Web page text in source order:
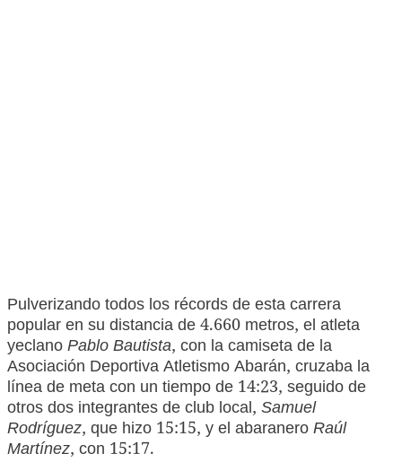
Pulverizando todos los récords de esta carrera
popular en su distancia de 4.660 metros, el atleta
yeclanoPablo Bautista, con la camisetade la
Asociación Deportiva Atletismo Abarán, cruzaba la
línea de meta con un tiempo de 14:23, seguido de
otros dos integrantes de club local, Samuel
Rodríguez, que hizo 15:15, y el abaraneroRaúl
Martínez, con 15:17.